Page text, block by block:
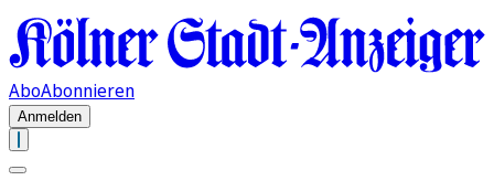
AboAbonnieren
Anmelden